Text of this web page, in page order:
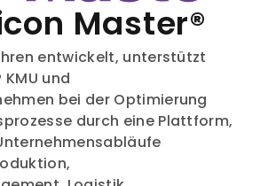
Master®
entwickelt, unterstützt
und
bei der Optimierung
durch eine Plattform,